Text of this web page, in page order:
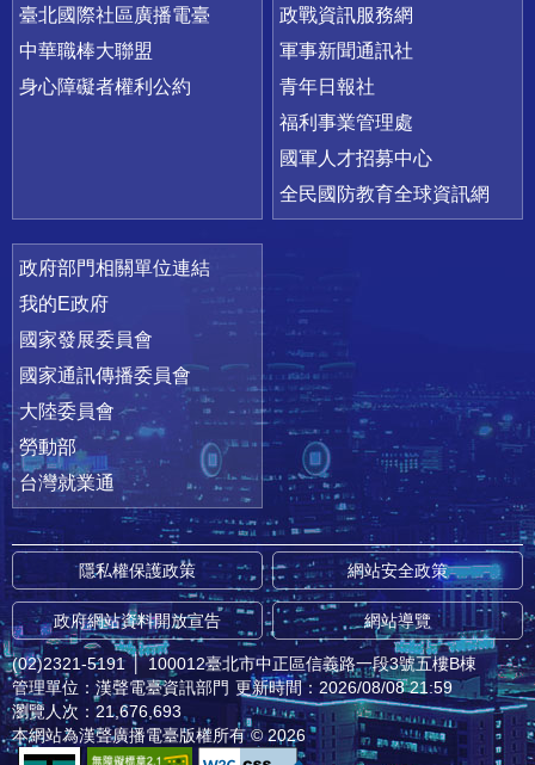
臺北國際社區廣播電臺
中華職棒大聯盟
身心障礙者權利公約
政戰資訊服務網
軍事新聞通訊社
青年日報社
福利事業管理處
國軍人才招募中心
全民國防教育全球資訊網
政府部門相關單位連結
我的E政府
國家發展委員會
國家通訊傳播委員會
大陸委員會
勞動部
台灣就業通
隱私權保護政策 網站安全政策
政府網站資料開放宣告 網站導覽
(02)2321-5191 │ 100012臺北市中正區信義路一段3號五樓B棟
管理單位：漢聲電臺資訊部門 更新時間：2026/08/08 21:59
瀏覽人次：21,676,693
本網站為漢聲廣播電臺版權所有 © 2026